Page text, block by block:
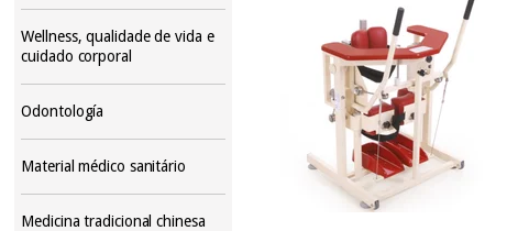
Wellness, qualidade de vida e
cuidado corporal
Odontología
Material médico sanitário
Medicina tradicional chinesa